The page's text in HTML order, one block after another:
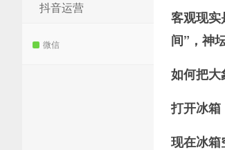
抖音运营
微信
客观现实
间”，神
如何把大
打开冰箱
现在冰箱